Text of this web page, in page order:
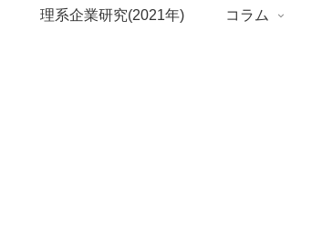
理系企業研究(2021年) コラム